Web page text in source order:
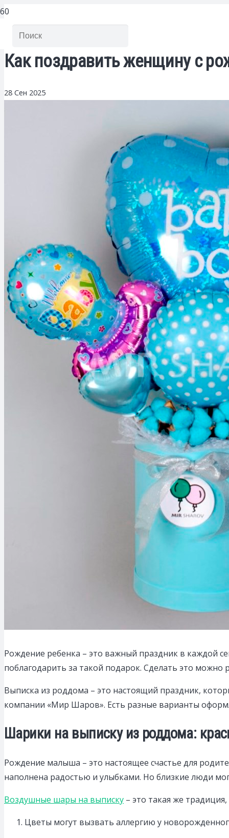
Как поздравить женщину с
28 Сен 2025
Рождение ребенка – это важный праздник в каждой
поблагодарить за такой подарок. Сделать это можно
Выписка из роддома – это настоящий праздник,
компании «Мир Шаров». Есть разные варианты
Шарики на выписку из роддома:
Рождение малыша – это настоящее счастье для
наполнена радостью и улыбками. Но близкие люди
Воздушные шары на выписку – это такая же
Цветы могут вызвать аллергию у